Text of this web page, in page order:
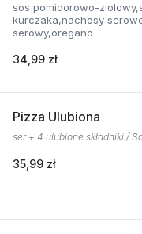
sos pomidorowo-
kurczaka,nachosy
serowy,oregano
34,99 zł
Pizza Ulubiona
ser + 4 ulubione składniki /
35,99 zł